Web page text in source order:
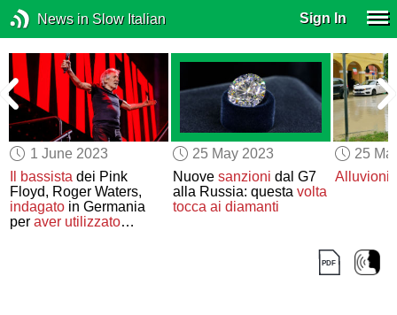
News in Slow Italian Sign In
1 June 2023
Il bassista dei Pink
Floyd, Roger Waters,
indagato in Germania
peraver utilizzato
25 May 2023
Nuove sanzioni dal G7
alla Russia: questa volta
tocca ai diamanti
25
Alluvioni